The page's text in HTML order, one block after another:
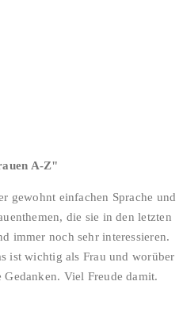
A-Z"
gewohnt einfachen Sprache und
die sie in den letzten
immer noch sehr interessieren.
ist wichtig als Frau und worüber
Viel Freude damit.